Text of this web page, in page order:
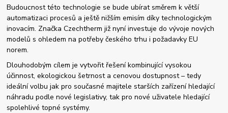
Budoucnost této technologie se bude ubírat směrem k větší
automatizaci procesů a ještě nižším emisím díky technologickým
inovacím. Značka Czechtherm již nyní investuje do vývoje nových
modelů s ohledem na potřeby českého trhu i požadavky EU
norem.
Dlouhodobým cílem je vytvořit řešení kombinující vysokou
účinnost, ekologickou šetrnost a cenovou dostupnost – tedy
ideální volbu jak pro současné majitele starších zařízení hledající
náhradu podle nové legislativy, tak pro nové uživatele hledající
spolehlivé topné systémy.